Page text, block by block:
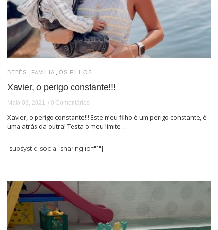
BEBÉS , FAMÍLIA , OS FILHOS
Xavier, o perigo constante!!!
Maio 03, 2021 0 Comentários
Xavier, o perigo constante!!! Este meu filho é um perigo constante, é
uma atrás da outra! Testa o meu limite …
[supsystic-social-sharing id="1"]